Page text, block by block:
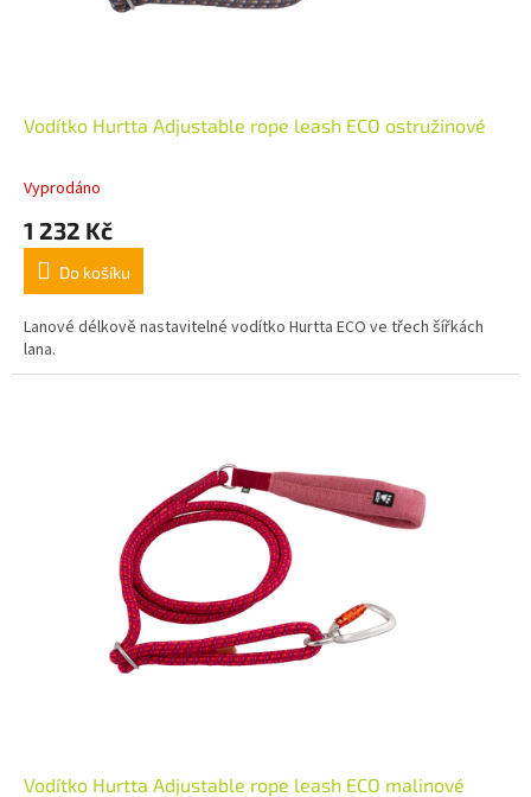
Vodítko Hurtta Adjustable rope leash ECO ostružinové
Vyprodáno
1 232 Kč
Do košíku
Lanové délkově nastavitelné vodítko Hurtta ECO ve třech šířkách
lana.
Vodítko Hurtta Adjustable rope leash ECO malinové